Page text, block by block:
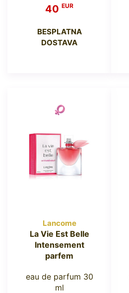
40 EUR
BESPLATNA
DOSTAVA
Lancome
La Vie Est Belle
Intensement
parfem
eau de parfum 30
ml